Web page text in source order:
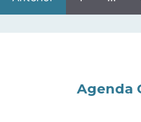
Agenda